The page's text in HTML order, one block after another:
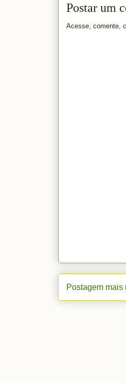
Postar um
Acesse, comente,
Postagem mais